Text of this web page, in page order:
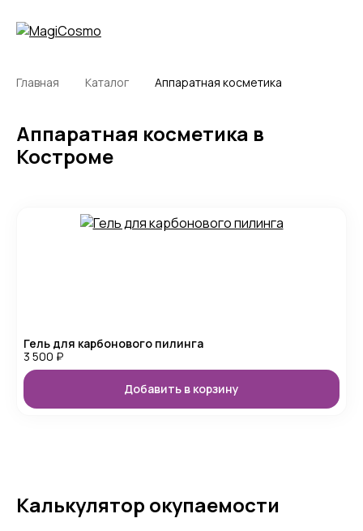
Главная Каталог Аппаратная косметика
Аппаратная косметика в
Костроме
Гель для карбонового пилинга
3 500 ₽
Добавить в корзину
Калькулятор окупаемости